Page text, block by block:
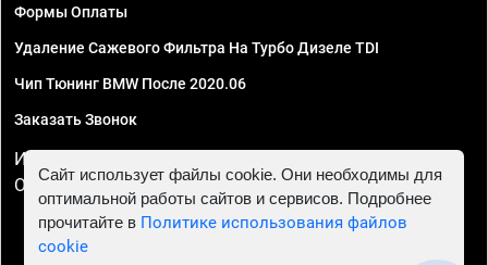
Формы Оплаты
Удаление Сажевого Фильтра На Турбо Дизеле TDI
Чип Тюнинг BMW После 2020.06
Заказать Звонок
ИП Смирнов Георгий Павлович. ИНН 781302555843,
ОГРНИП 324470400032610
Сайт использует файлы cookie. Они необходимы для
оптимальной работы сайтов и сервисов. Подробнее
прочитайте в Политике использования файлов
cookie